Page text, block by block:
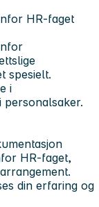
HR-faget
spesielt.
i
HR-faget,
din erfaring og